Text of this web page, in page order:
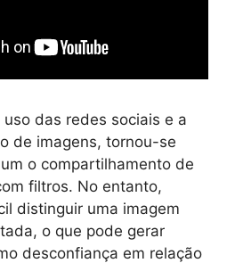
das redes sociais e a
de imagens, tornou-se
o compartilhamento de
filtros. No entanto,
distinguir uma imagem
o que pode gerar
desconfiança em relação